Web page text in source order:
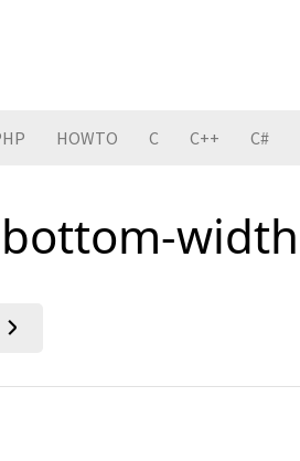
HOWTO C C++ C#